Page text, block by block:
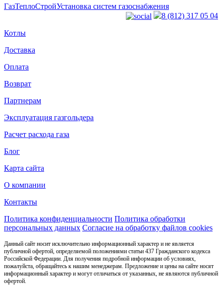
ГазТеплоСтройУстановка систем газоснабжения
8 (812) 317 05 04
Котлы
Доставка
Оплата
Возврат
Партнерам
Эксплуатация газгольдера
Расчет расхода газа
Блог
Карта сайта
О компании
Контакты
Политика конфиденциальности Политика обработки
персональных данных Согласие на обработку файлов cookies
Данный сайт носит исключительно информационный характер и не является
публичной офертой, определяемой положениями статьи 437 Гражданского кодекса
Российской Федерации. Для получения подробной информации об условиях,
пожалуйста, обращайтесь к нашим менеджерам. Предложение и цены на сайте носят
информационный характер и могут отличаться от указанных, не являются публичной
офертой.